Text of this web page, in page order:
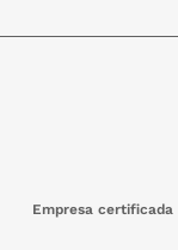
Empresa certificada